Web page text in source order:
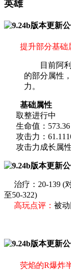
英雄
提升部分基础
目前阿利
的部分属性
力。
基础属性
取整进行中
生命值：
攻击力：
攻击力成长属性
治疗：20-139 (
至50-322)
高玩点评： 被
荧焰的R爆炸